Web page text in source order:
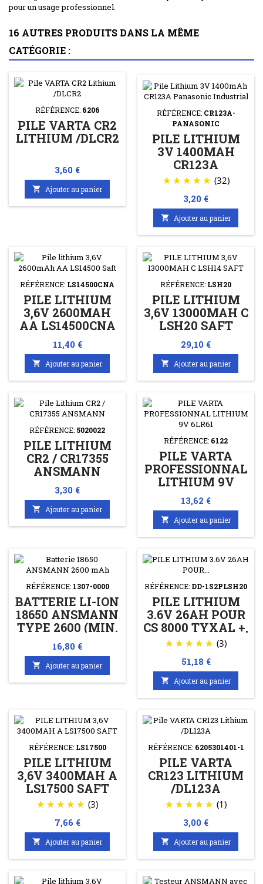
pour un usage professionnel.
16 AUTRES PRODUITS DANS LA MÊME
CATÉGORIE :
RÉFÉRENCE: 6206
PILE VARTA CR2
LITHIUM /DLCR2
Prix
3,60 €
 Ajouter au panier
RÉFÉRENCE: CR123A-
PANASONIC
PILE LITHIUM
3V 1400MAH
CR123A
PANASONIC
INDUSTRIAL
(32)
Prix
3,20 €
 Ajouter au panier
RÉFÉRENCE: LS14500CNA
PILE LITHIUM
3,6V 2600MAH
AA LS14500CNA
SAFT AVEC FILS
Prix
11,40 €
 Ajouter au panier
RÉFÉRENCE: LSH20
PILE LITHIUM
3,6V 13000MAH C
LSH20 SAFT
Prix
29,10 €
 Ajouter au panier
RÉFÉRENCE: 5020022
PILE LITHIUM
CR2 / CR17355
ANSMANN
Prix
3,30 €
 Ajouter au panier
RÉFÉRENCE: 6122
PILE VARTA
PROFESSIONNAL
LITHIUM 9V
6LR61
Prix
13,62 €
 Ajouter au panier
RÉFÉRENCE: 1307-0000
BATTERIE LI-ION
18650 ANSMANN
TYPE 2600 (MIN.
2500 MAH)
Prix
16,80 €
 Ajouter au panier
RÉFÉRENCE: DD-1S2PLSH20
PILE LITHIUM
3.6V 26AH POUR
CS 8000 TYXAL +,
SI TYXAL +, SEF
TYXAL +
(3)
Prix
51,18 €
 Ajouter au panier
RÉFÉRENCE: LS17500
PILE LITHIUM
3,6V 3400MAH A
LS17500 SAFT
(3)
Prix
7,66 €
 Ajouter au panier
RÉFÉRENCE: 6205301401-1
PILE VARTA
CR123 LITHIUM
/DL123A
(1)
Prix
3,00 €
 Ajouter au panier